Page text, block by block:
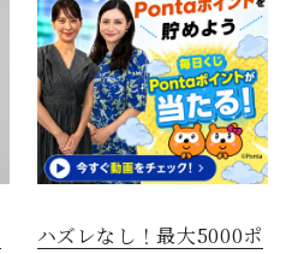
ハズレなし！最大5000ポ